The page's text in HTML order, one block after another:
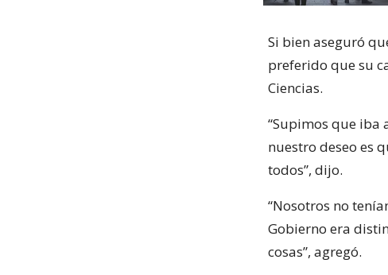
Si bien aseguró
preferido que su
Ciencias.
“Supimos que iba
nuestro deseo es
todos”, dijo.
“Nosotros no
Gobierno era
cosas”, agregó.